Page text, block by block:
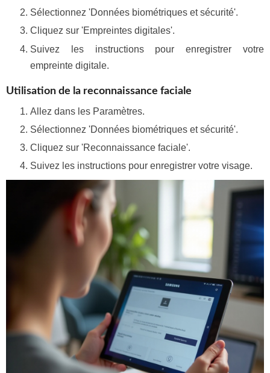
Sélectionnez 'Données biométriques et sécurité'.
Cliquez sur 'Empreintes digitales'.
Suivez les instructions pour enregistrer votre
empreinte digitale.
Utilisation de la reconnaissance faciale
Allez dans les Paramètres.
Sélectionnez 'Données biométriques et sécurité'.
Cliquez sur 'Reconnaissance faciale'.
Suivez les instructions pour enregistrer votre visage.